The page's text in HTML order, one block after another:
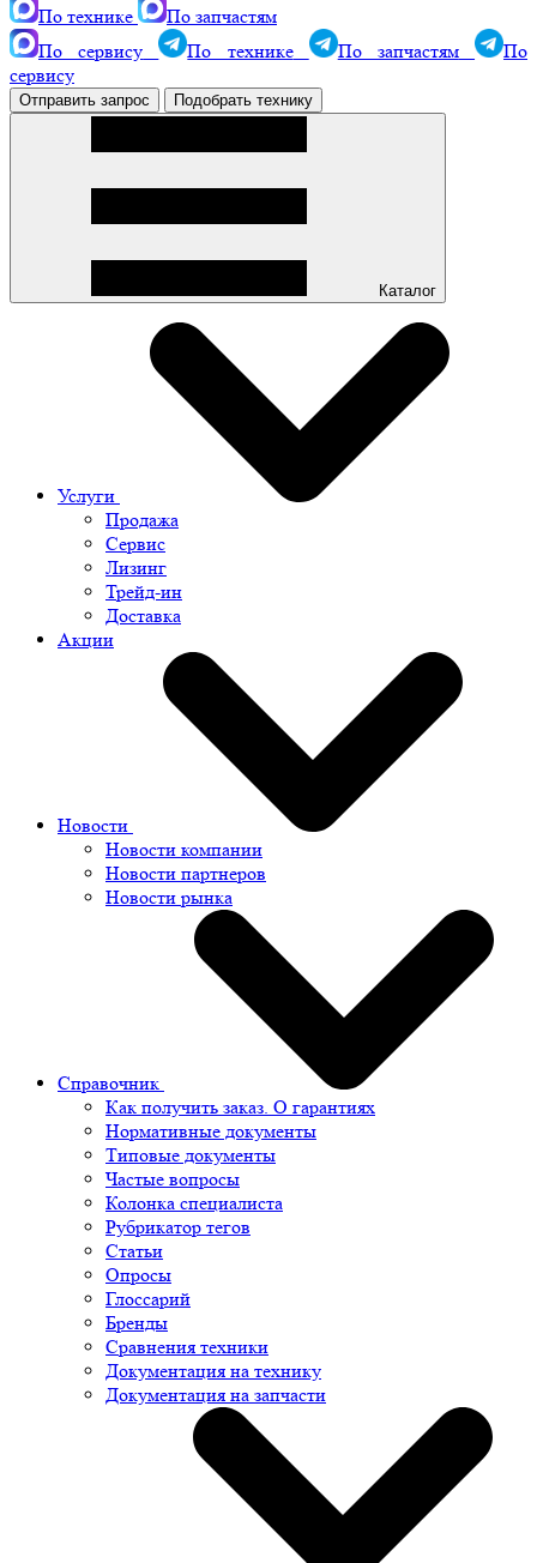
По технике
По запчастям
По сервису
По технике По запчастям
По
сервису
Отправить запрос Подобрать технику
Каталог
Услуги
Продажа
Сервис
Лизинг
Трейд-ин
Доставка
Акции
Новости
Новости компании
Новости партнеров
Новости рынка
Справочник
Как получить заказ. О гарантиях
Нормативные документы
Типовые документы
Частые вопросы
Колонка специалиста
Рубрикатор тегов
Статьи
Опросы
Глоссарий
Бренды
Сравнения техники
Документация на технику
Документация на запчасти